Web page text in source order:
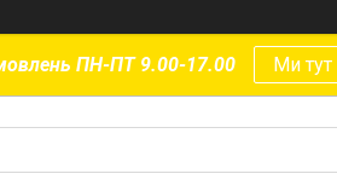
ПН-ПТ 9.00-17.00 Ми тут